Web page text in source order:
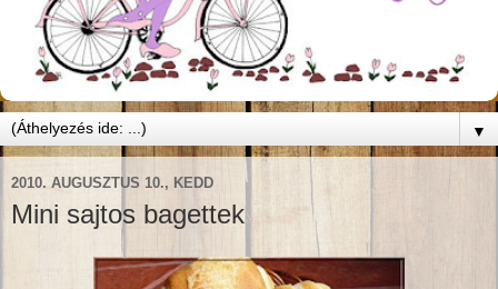
▼
2010. AUGUSZTUS 10., KEDD
Mini sajtos bagettek